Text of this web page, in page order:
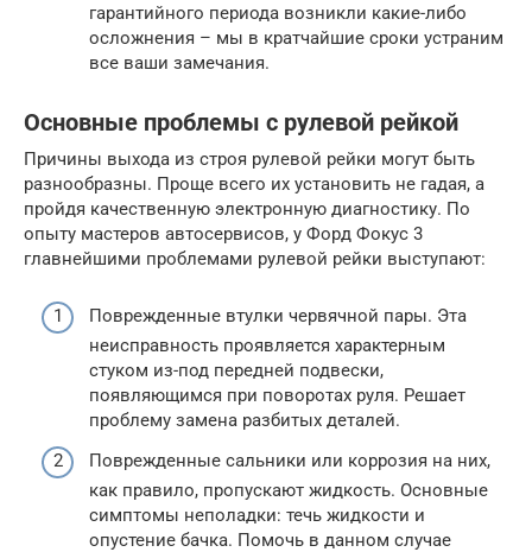
гарантийного периода возникли какие-либо
осложнения – мы в кратчайшие сроки устраним
все ваши замечания.
Основные проблемы с рулевой рейкой
Причины выхода из строя рулевой рейки могут быть
разнообразны. Проще всего их установить не гадая, а
пройдя качественную электронную диагностику. По
опыту мастеров автосервисов, у Форд Фокус 3
главнейшими проблемами рулевой рейки выступают:
Поврежденные втулки червячной пары. Эта
неисправность проявляется характерным
стуком из-под передней подвески,
появляющимся при поворотах руля. Решает
проблему замена разбитых деталей.
Поврежденные сальники или коррозия на них,
как правило, пропускают жидкость. Основные
симптомы неполадки: течь жидкости и
опустение бачка. Помочь в данном случае